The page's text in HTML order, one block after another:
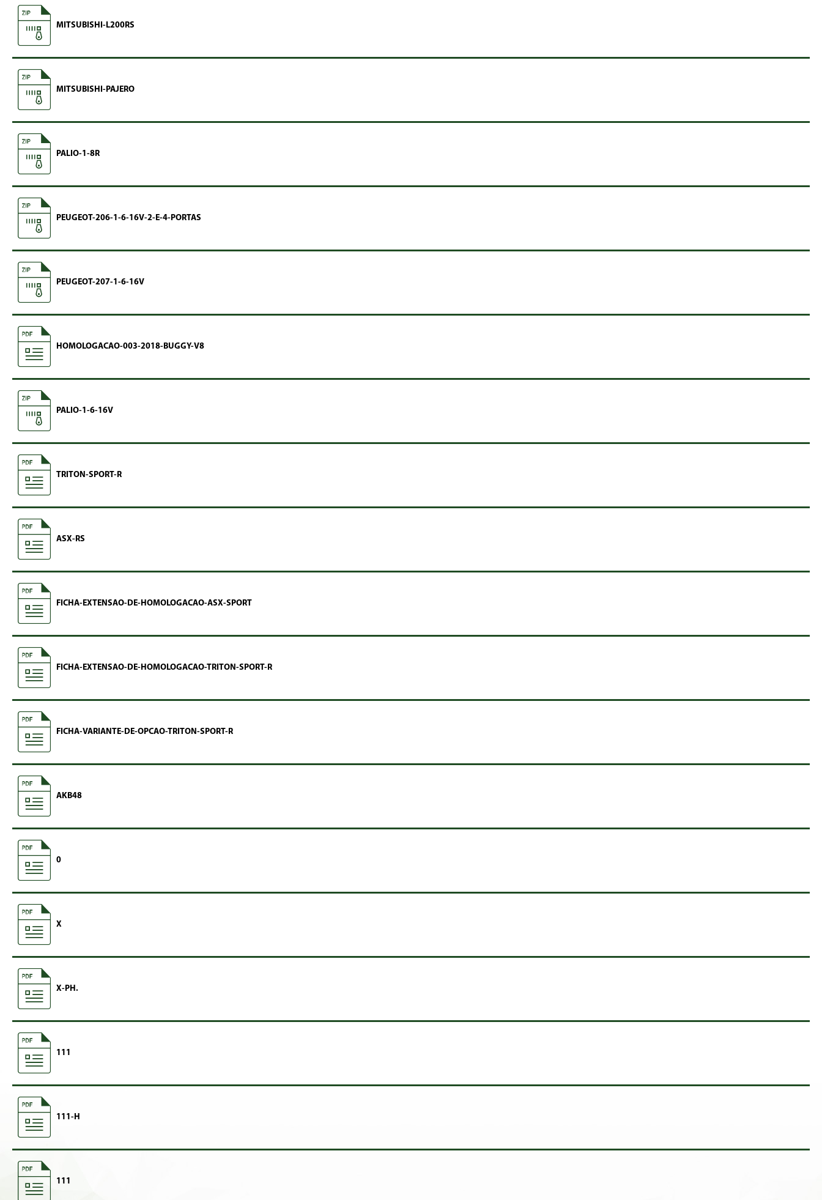
MITSUBISHI-L200RS
MITSUBISHI-PAJERO
PALIO-1-8R
PEUGEOT-206-1-6-16V-2-E-4-PORTAS
PEUGEOT-207-1-6-16V
HOMOLOGACAO-003-2018-BUGGY-V8
PALIO-1-6-16V
TRITON-SPORT-R
ASX-RS
FICHA-EXTENSAO-DE-HOMOLOGACAO-ASX-SPORT
FICHA-EXTENSAO-DE-HOMOLOGACAO-TRITON-SPORT-R
FICHA-VARIANTE-DE-OPCAO-TRITON-SPORT-R
AKB48
0
X
X-PH.
111
111-H
111